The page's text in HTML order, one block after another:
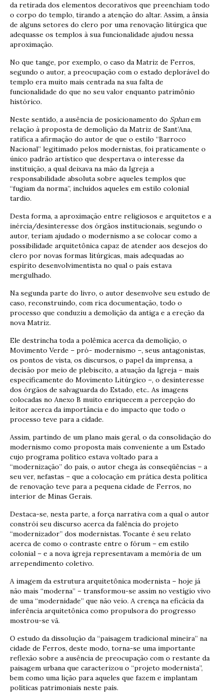
da retirada dos elementos decorativos que preenchiam todo
o corpo do templo, tirando a atenção do altar. Assim, a ânsia
de alguns setores do clero por uma renovação litúrgica que
adequasse os templos à sua funcionalidade ajudou nessa
aproximação.
No que tange, por exemplo, o caso da Matriz de Ferros,
segundo o autor, a preocupação com o estado deplorável do
templo era muito mais centrada na sua falta de
funcionalidade do que no seu valor enquanto patrimônio
histórico.
Neste sentido, a ausência de posicionamento do Sphanem
relação à proposta de demolição da Matriz de Sant’Ana,
ratifica a afirmação do autor de que o estilo “Barroco
Nacional” legitimado pelos modernistas, foi praticamente o
único padrão artístico que despertava o interesse da
instituição, a qual deixava na mão da Igreja a
responsabilidade absoluta sobre aqueles templos que
“fugiam da norma”, incluídos aqueles em estilo colonial
tardio.
Desta forma, a aproximação entre religiosos e arquitetos e a
inércia/desinteresse dos órgãos institucionais, segundo o
autor, teriam ajudado o modernismo a se colocar como a
possibilidade arquitetônica capaz de atender aos desejos do
clero por novas formas litúrgicas, mais adequadas ao
espírito desenvolvimentista no qual o país estava
mergulhado.
Na segunda parte do livro, o autor desenvolve seu estudo de
caso, reconstruindo, com rica documentação, todo o
processo que conduziu a demolição da antiga e a ereção da
nova Matriz.
Ele destrincha toda a polêmica acerca da demolição, o
Movimento Verde – pró- modernismo –, seus antagonistas,
os pontos de vista, os discursos, o papel da imprensa, a
decisão por meio de plebiscito, a atuação da Igreja – mais
especificamente do Movimento Litúrgico –, o desinteresse
dos órgãos de salvaguarda do Estado, etc.. As imagens
colocadas no Anexo B muito enriquecem a percepção do
leitor acerca da importância e do impacto que todo o
processo teve para a cidade.
Assim, partindo de um plano mais geral, o da consolidação do
modernismo como proposta mais conveniente a um Estado
cujo programa político estava voltado para a
“modernização” do país, o autor chega às conseqüências – a
seu ver, nefastas – que a colocação em prática desta política
de renovação teve para a pequena cidade de Ferros, no
interior de Minas Gerais.
Destaca-se, nesta parte, a força narrativa com a qual o autor
constrói seu discurso acerca da falência do projeto
“modernizador” dos modernistas. Tocante é seu relato
acerca de como o contraste entre o fórum – em estilo
colonial – e a nova igreja representavam a memória de um
arrependimento coletivo.
A imagem da estrutura arquitetônica modernista – hoje já
não mais “moderna” – transformou-se assim no vestígio vivo
de uma “modernidade” que não veio. A crença na eficácia da
inferência arquitetônica como propulsora do progresso
mostrou-se vã.
O estudo da dissolução da “paisagem tradicional mineira” na
cidade de Ferros, deste modo, torna-se uma importante
reflexão sobre a ausência de preocupação com o restante da
paisagem urbana que caracterizou o “projeto modernista”,
bem como uma lição para aqueles que fazem e implantam
políticas patrimoniais neste país.